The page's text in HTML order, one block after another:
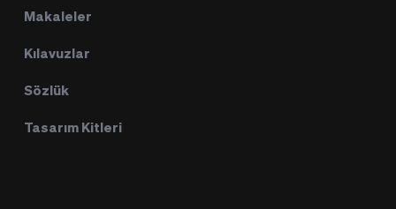
Makaleler
Kılavuzlar
Sözlük
Tasarım Kitleri